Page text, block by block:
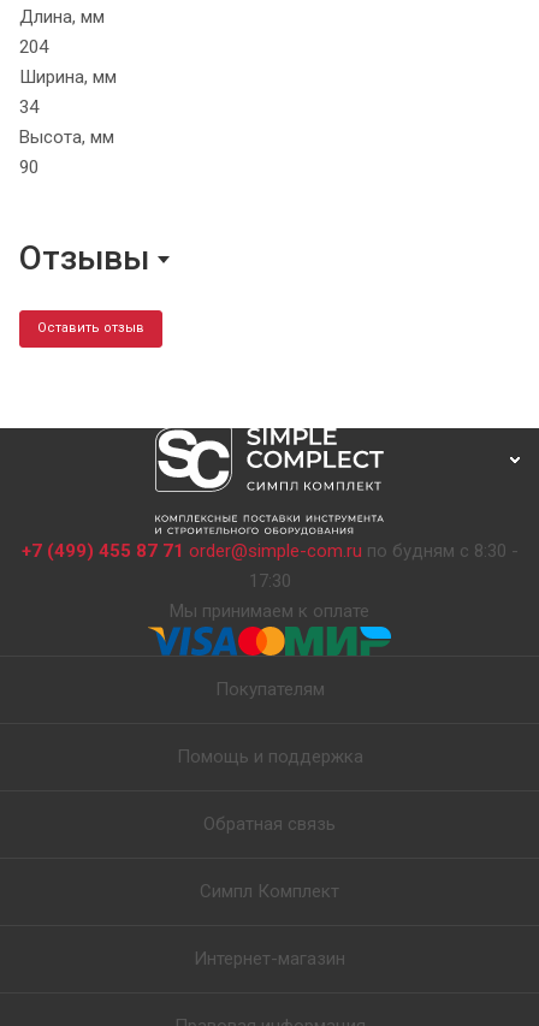
Длина, мм
204
Ширина, мм
34
Высота, мм
90
Отзывы
Оставить отзыв
+7 (499) 455 87 71 order@simple-com.ru по будням с 8:30 -
17:30
Мы принимаем к оплате
Покупателям
Помощь и поддержка
Обратная связь
Симпл Комплект
Интернет-магазин